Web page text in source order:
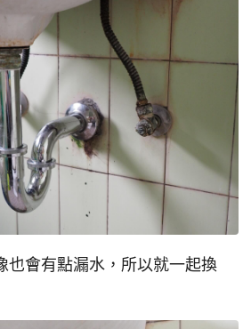
也會有點漏水，所以就一起換